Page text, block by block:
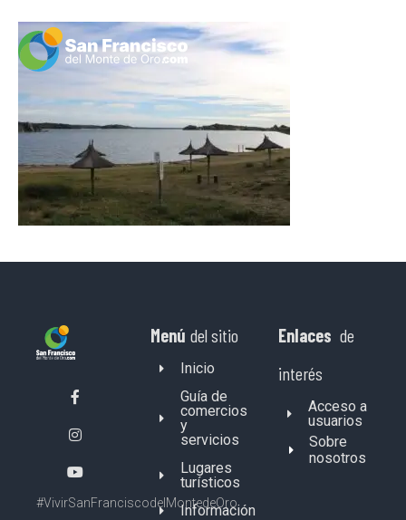
#VivirSanFranciscodelMontedeOro
Menú del sitio
Inicio
Guía de
comercios
y
servicios
Lugares
turísticos
Información
Enlaces de
interés
Acceso a
usuarios
Sobre
nosotros